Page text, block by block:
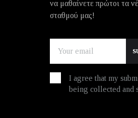
να μαθαίνετε πρώτοι τα
σταθμού μας!
I agree that my
being collected and